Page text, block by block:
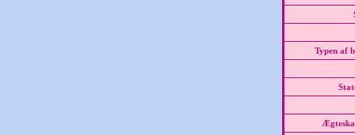
Typen af